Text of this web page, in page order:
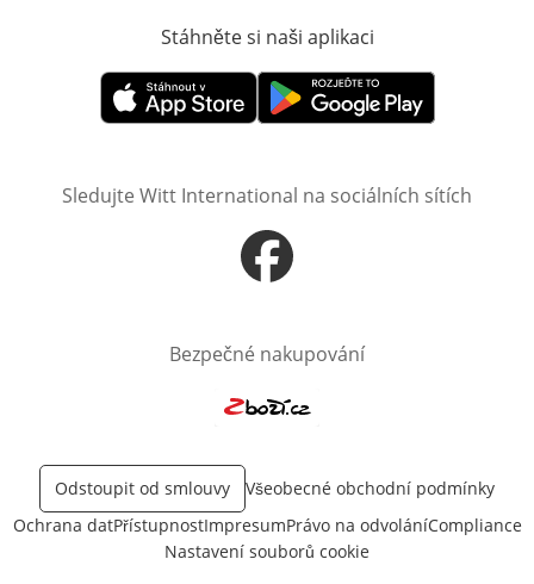
Stáhněte si naši aplikaci
Otevře v novém okněOtevře v novém okně
Sledujte Witt International na sociálních sítích
Otevře v novém okně
Bezpečné nakupování
Odstoupit od smlouvy
Všeobecné obchodní podmínky
Ochrana datPřístupnostImpresumPrávo na odvoláníCompliance
Nastavení souborů cookie